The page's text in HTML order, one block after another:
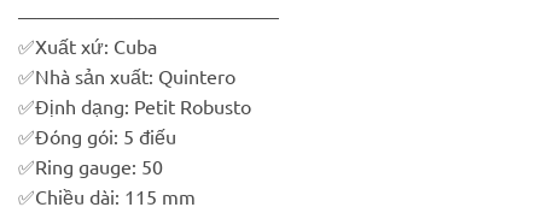
—————————————–
✅Xuất xứ: Cuba
✅Nhà sản xuất: Quintero
✅Định dạng: Petit Robusto
✅Đóng gói: 5 điếu
✅Ring gauge: 50
✅Chiều dài: 115 mm